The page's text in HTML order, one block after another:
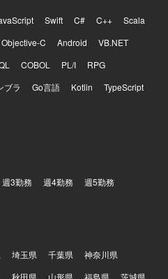
Swift C# C++
Scala
Objective-C Android
VB.NET
COBOL PL/I
RPG
ブラ Go言語 Kotlin
TypeScript
週3勤務 週4勤務 週5勤務
埼玉県 千葉県
神奈川県
秋田県 山形県 福島県 茨城県